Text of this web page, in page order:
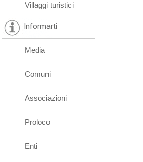
Villaggi turistici
Informarti
Media
Comuni
Associazioni
Proloco
Enti